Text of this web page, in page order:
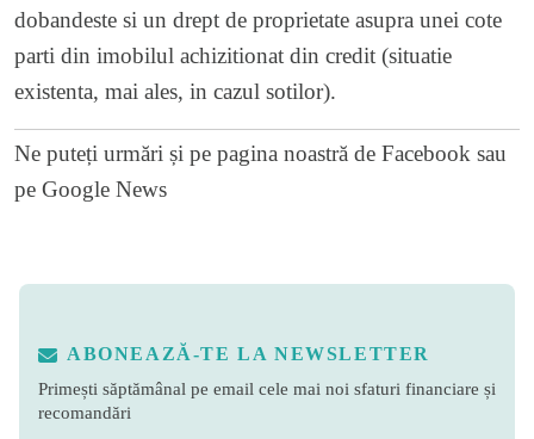
dobandeste si un drept de proprietate asupra unei cote
parti din imobilul achizitionat din credit (situatie
existenta, mai ales, in cazul sotilor).
Ne puteți urmări și pe pagina noastră de Facebook sau
pe Google News
ABONEAZĂ-TE LA NEWSLETTER
Primești săptămânal pe email cele mai noi sfaturi financiare și
recomandări